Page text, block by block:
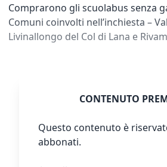
Comprarono gli scuolabus senza
Comuni coinvolti nell’inchiesta –
Livinallongo del Col di Lana e
CONTENUTO
Questo contenuto è
abbonati.